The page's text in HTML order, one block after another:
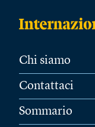
Chi siamo
Contattaci
Sommario